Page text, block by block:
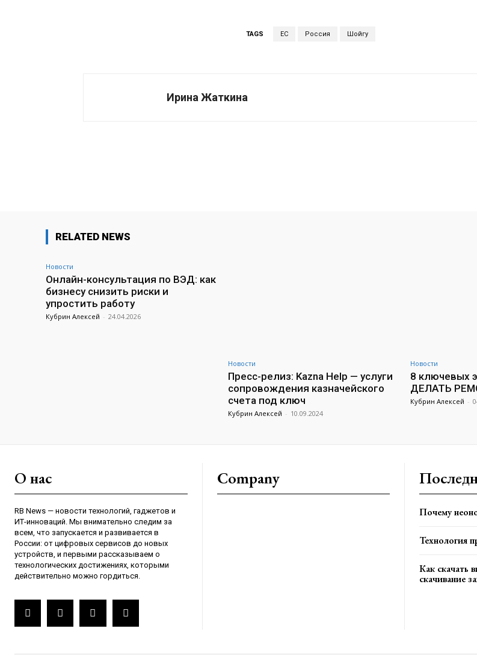
TAGS ЕС Россия Шойгу
Ирина Жаткина
RELATED NEWS
Новости
Онлайн-консультация по ВЭД: как
бизнесу снизить риски и
упростить работу
Кубрин Алексей - 24.04.2026
Новости
Пресс-релиз: Kazna Help — услуги
сопровождения казначейского
счета под ключ
Кубрин Алексей - 10.09.2024
Новости
8 ключевых
ДЕЛАТЬ
Кубрин Алексей -
О нас
RB News — новости технологий, гаджетов и
ИТ-инноваций. Мы внимательно следим за
всем, что запускается и развивается в
России: от цифровых сервисов до новых
устройств, и первыми рассказываем о
технологических достижениях, которыми
действительно можно гордиться.
Company
Почему
Технология
Как скачать
скачивание